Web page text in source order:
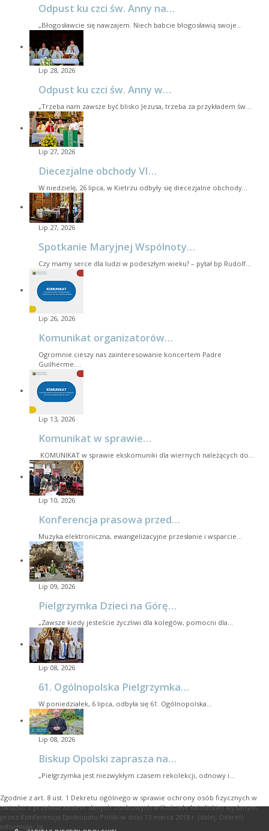
Odpust ku czci św. Anny na…
„Błogosławcie się nawzajem. Niech babcie błogosławią swoje…
Lip 28, 2026
Odpust ku czci św. Anny w…
„Trzeba nam zawsze być blisko Jezusa, trzeba za przykładem św.…
Lip 27, 2026
Diecezjalne obchody VI…
W niedzielę, 26 lipca, w Kietrzu odbyły się diecezjalne obchody…
Lip 27, 2026
Spotkanie Maryjnej Wspólnoty…
Czy mamy serce dla ludzi w podeszłym wieku? – pytał bp Rudolf…
Lip 26, 2026
Komunikat organizatorów…
Ogromnie cieszy nas zainteresowanie koncertem Padre
Guilherme.…
Lip 13, 2026
Komunikat w sprawie…
KOMUNIKAT w sprawie ekskomuniki dla wiernych należących do…
Lip 10, 2026
Konferencja prasowa przed…
Muzyka elektroniczna, ewangelizacyjne przesłanie i wsparcie…
Lip 09, 2026
Pielgrzymka Dzieci na Górę…
„Zawsze kiedy jesteście życzliwi dla kolegów, pomocni dla…
Lip 08, 2026
61. Ogólnopolska Pielgrzymka…
W poniedziałek, 6 lipca, odbyła się 61. Ogólnopolska…
Lip 08, 2026
Biskup Opolski zaprasza na…
„Pielgrzymka jest niezwykłym czasem rekolekcji, odnowy i…
Zgodnie z art. 8 ust. 1 Dekretu ogólnego w sprawie ochrony osób fizycznych w
związku z przetwarzaniem danych osobowych w Kościele katolickim wydanym
przez Konferencję Episkopatu Polski w dniu 13 marca 2018 r. (dalej: Dekret)
informuję, że: